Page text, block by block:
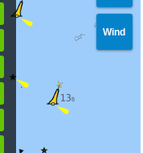
Wind